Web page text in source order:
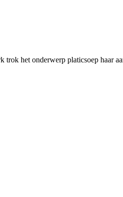
het onderwerp platicsoep haar